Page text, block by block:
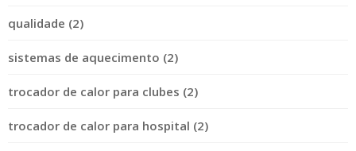
qualidade (2)
sistemas de aquecimento (2)
trocador de calor para clubes (2)
trocador de calor para hospital (2)